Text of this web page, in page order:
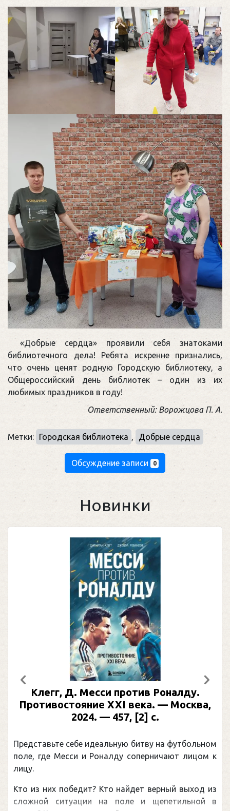
«Добрые сердца» проявили себя знатоками
библиотечного дела! Ребята искренне признались,
что очень ценят родную Городскую библиотеку, а
Общероссийский день библиотек – один из их
любимых праздников в году!
Ответственный: Ворожцова П. А.
Метки: Городская библиотека , Добрые сердца
Обсуждение записи 0
Новинки
Клегг, Д. Месси против Роналду.
Противостояние XXI века. — Москва,
2024. — 457, [2] с.
Представьте себе идеальную битву на футбольном
поле, где Месси и Роналду соперничают лицом к
лицу.
Кто из них победит? Кто найдет верный выход из
сложной ситуации на поле и щепетильной в
Предыдущий